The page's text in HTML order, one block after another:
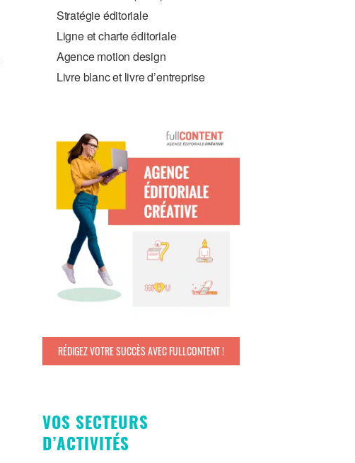
Stratégie éditoriale
Ligne et charte éditoriale
Agence motion design
Livre blanc et livre d’entreprise
RÉDIGEZ VOTRE SUCCÈS AVEC FULLCONTENT !
VOS SECTEURS
D’ACTIVITÉS